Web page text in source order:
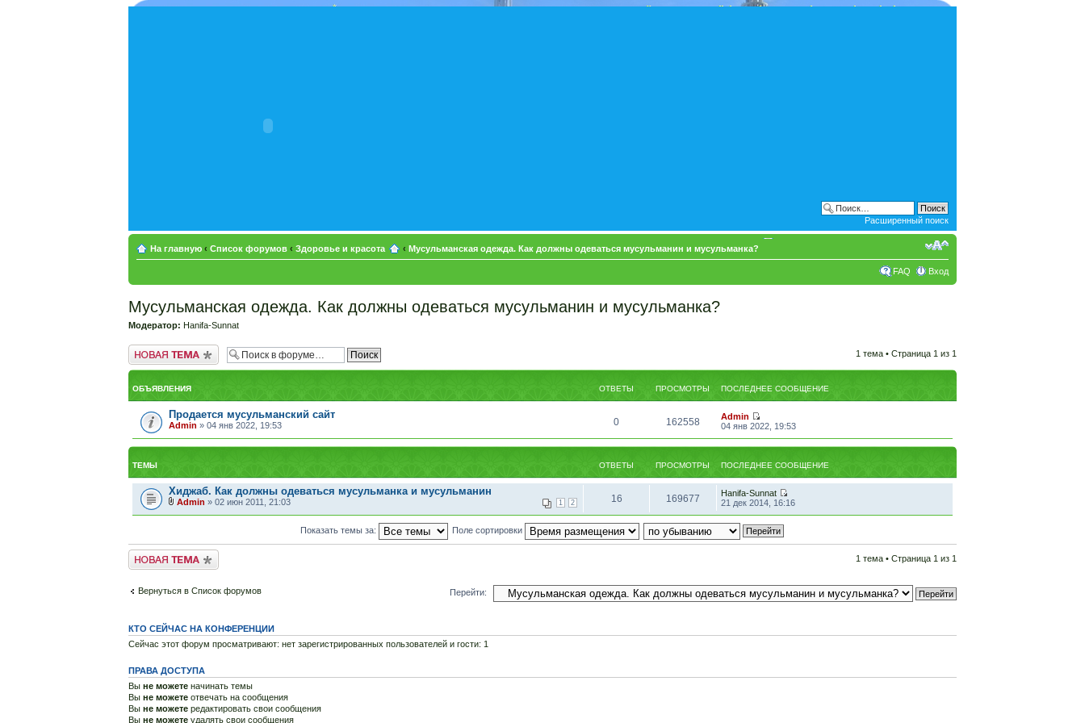
Расширенный поиск
На главную ‹ Список форумов ‹ Здоровье и красота ‹ Мусульманская одежда. Как должны одеваться мусульманин и мусульманка?
FAQ Вход
Мусульманская одежда. Как должны одеваться мусульманин и мусульманка?
Модератор: Hanifa-Sunnat
Новая тема 1 тема • Страница 1 из 1
ОБЪЯВЛЕНИЯ ОТВЕТЫ ПРОСМОТРЫ ПОСЛЕДНЕЕ СООБЩЕНИЕ
Продается мусульманский сайт
Admin » 04 янв 2022, 19:53 0 162558
Admin
04 янв 2022, 19:53
ТЕМЫ ОТВЕТЫ ПРОСМОТРЫ ПОСЛЕДНЕЕ СООБЩЕНИЕ
Хиджаб. Как должны одеваться мусульманка и мусульманин
1 2
Admin » 02 июн 2011, 21:03 16 169677
Hanifa-Sunnat
21 дек 2014, 16:16
Показать темы за: Поле сортировки
Новая тема 1 тема • Страница 1 из 1
Вернуться в Список форумов Перейти:
КТО СЕЙЧАС НА КОНФЕРЕНЦИИ
Сейчас этот форум просматривают: нет зарегистрированных пользователей и гости: 1
ПРАВА ДОСТУПА
Вы не можете начинать темы
Вы не можете отвечать на сообщения
Вы не можете редактировать свои сообщения
Вы не можете удалять свои сообщения